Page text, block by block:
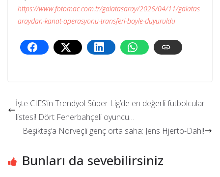
https://www.fotomac.com.tr/galatasaray/2026/04/11/galatas
araydan-kanat-operasyonu-transferi-boyle-duyuruldu
İşte CIES’in Trendyol Süper Lig’de en değerli futbolcular
listesi! Dört Fenerbahçeli oyuncu…
Beşiktaş’a Norveçli genç orta saha: Jens Hjerto-Dahl!
Bunları da sevebilirsiniz